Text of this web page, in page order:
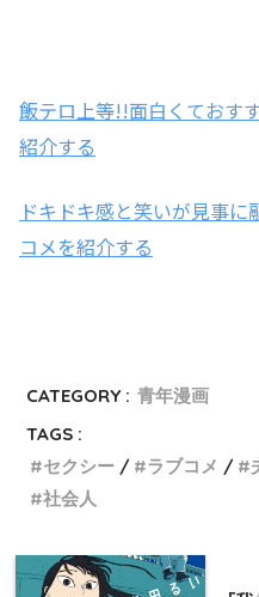
飯テロ上等!!面白くておす
紹介する
ドキドキ感と笑いが見事
コメを紹介する
CATEGORY : 青年漫画
TAGS :
セクシー
ラブコメ
社会人